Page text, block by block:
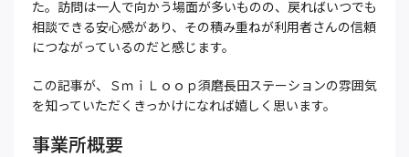
た。訪問は一人で向かう場面が多いものの、戻ればいつでも
相談できる安心感があり、その積み重ねが利用者さんの信頼
につながっているのだと感じます。
この記事が、ＳｍｉＬｏｏｐ須磨長田ステーションの雰囲気
を知っていただくきっかけになれば嬉しく思います。
事業所概要